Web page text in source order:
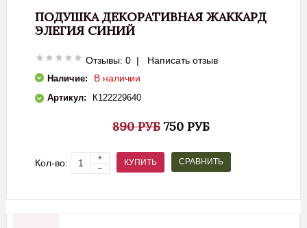
ПОДУШКА ДЕКОРАТИВНАЯ ЖАККАРД
ЭЛЕГИЯ СИНИЙ
Отзывы: 0 | Написать отзыв
Наличие: В наличии
Артикул: К122229640
890 РУБ 750 РУБ
Кол-во: КУПИТЬ СРАВНИТЬ